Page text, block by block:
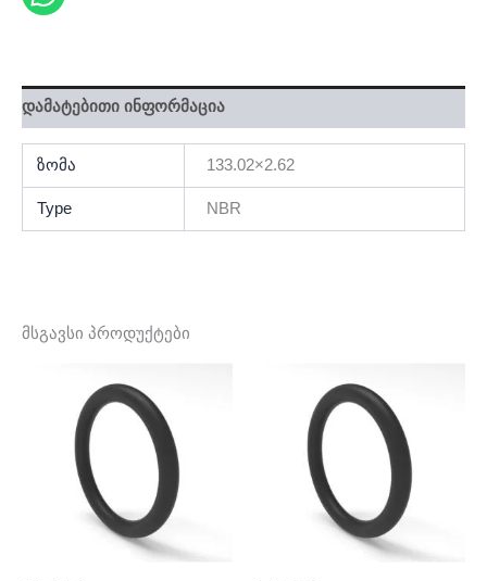
დამატებითი ინფორმაცია
ზომა 133.02×2.62
Type NBR
მსგავსი პროდუქტები